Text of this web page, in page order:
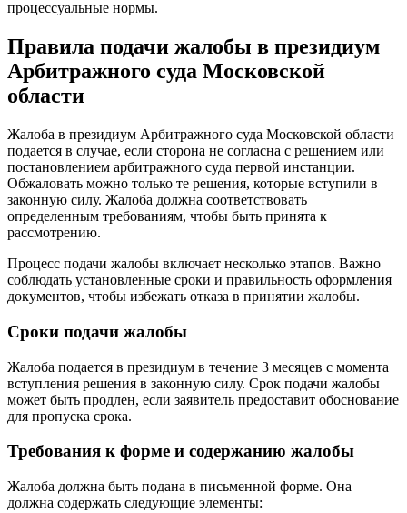
процессуальные нормы.
Правила подачи жалобы в президиум
Арбитражного суда Московской
области
Жалоба в президиум Арбитражного суда Московской области
подается в случае, если сторона не согласна с решением или
постановлением арбитражного суда первой инстанции.
Обжаловать можно только те решения, которые вступили в
законную силу. Жалоба должна соответствовать
определенным требованиям, чтобы быть принята к
рассмотрению.
Процесс подачи жалобы включает несколько этапов. Важно
соблюдать установленные сроки и правильность оформления
документов, чтобы избежать отказа в принятии жалобы.
Сроки подачи жалобы
Жалоба подается в президиум в течение 3 месяцев с момента
вступления решения в законную силу. Срок подачи жалобы
может быть продлен, если заявитель предоставит обоснование
для пропуска срока.
Требования к форме и содержанию жалобы
Жалоба должна быть подана в письменной форме. Она
должна содержать следующие элементы: